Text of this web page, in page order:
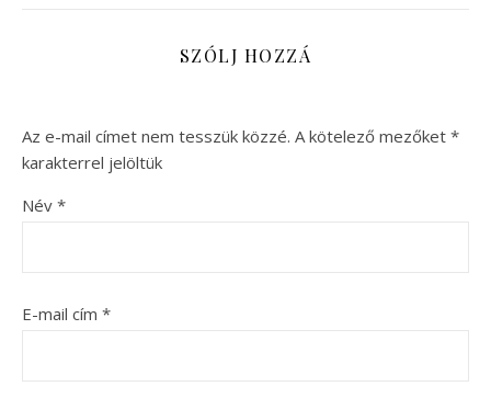
SZÓLJ HOZZÁ
Az e-mail címet nem tesszük közzé. A kötelező mezőket *
karakterrel jelöltük
Név *
E-mail cím *